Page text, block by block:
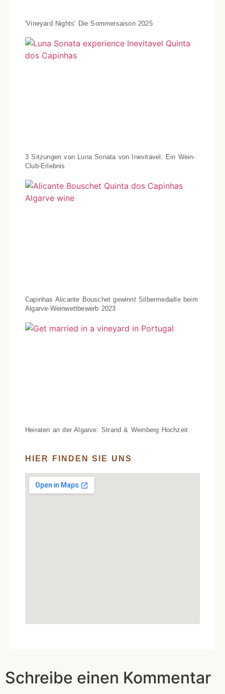
'Vineyard Nights' Die Sommersaison 2025
3 Sitzungen von Luna Sonata von Inevitável: Ein Wein-
Club-Erlebnis
Capinhas Alicante Bouschet gewinnt Silbermedaille beim
Algarve-Weinwettbewerb 2023
Heiraten an der Algarve: Strand & Weinberg Hochzeit
HIER FINDEN SIE UNS
Schreibe einen Kommentar